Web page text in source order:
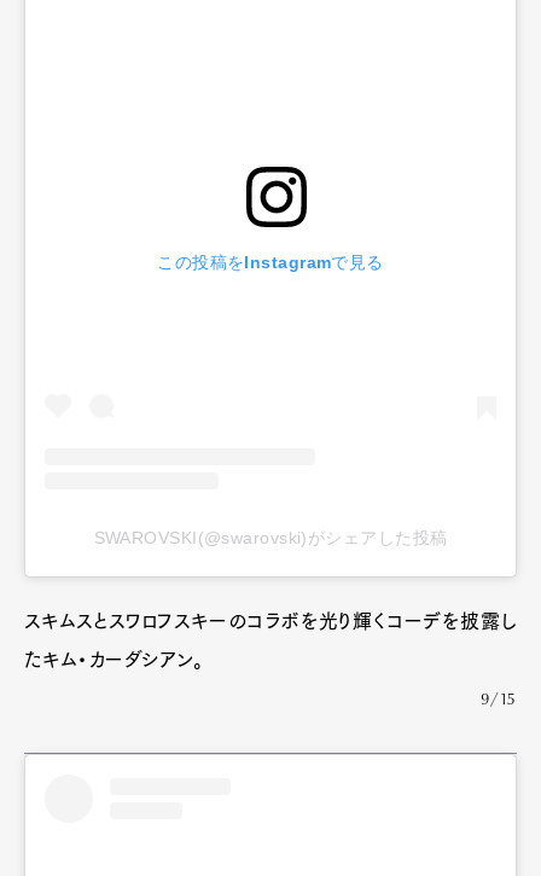
Pen Meet
Pen international
この投稿をInstagramで見る
SWAROVSKI(@swarovski)がシェアした投稿
スキムスとスワロフスキーのコラボを光り輝くコーデを披露し
たキム・カーダシアン。
9/15